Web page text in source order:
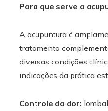
Para que serve a
A acupuntura é
tratamento
diversas condições
indicações da prática
Controle da dor: